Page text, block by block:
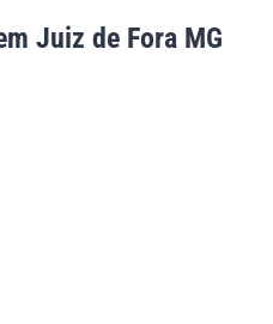
Juiz de Fora MG